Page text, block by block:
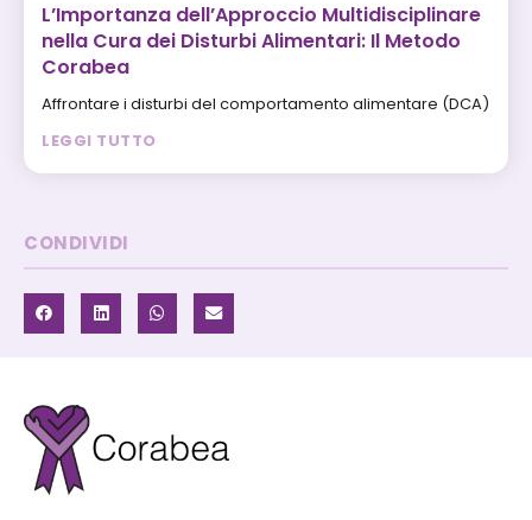
L’Importanza dell’Approccio Multidisciplinare
nella Cura dei Disturbi Alimentari: Il Metodo
Corabea
Affrontare i disturbi del comportamento alimentare (DCA)
LEGGI TUTTO
CONDIVIDI